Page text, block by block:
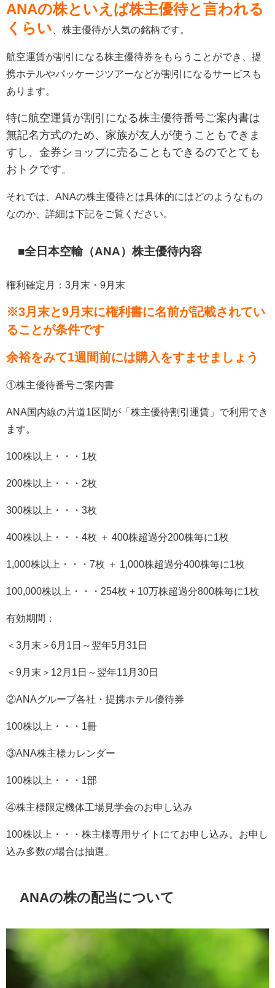
ANAの株といえば株主優待と言われる
くらい 、株主優待が人気の銘柄です。
航空運賃が割引になる株主優待券をもらうことができ、提
携ホテルやパッケージツアーなどが割引になるサービスも
あります。
特に航空運賃が割引になる株主優待番号ご案内書は
無記名方式のため、家族が友人が使うこともできま
すし、金券ショップに売ることもできるのでとても
おトクです。
それでは、ANAの株主優待とは具体的にはどのようなもの
なのか、詳細は下記をご覧ください。
■全日本空輸（ANA）株主優待内容
権利確定月：3月末・9月末
※3月末と9月末に権利書に名前が記載されてい
ることが条件です
余裕をみて1週間前には購入をすませましょう
①株主優待番号ご案内書
ANA国内線の片道1区間が「株主優待割引運賃」で利用でき
ます
100株以上・・・1枚
200株以上・・・2枚
300株以上・・・3枚
400株以上・・・4枚 ＋ 400株超過分200株毎に1枚
1,000株以上・・・7枚 ＋ 1,000株超過分400株毎に1枚
100,000株以上・・・254枚 + 10万株超過分800株毎に1枚
有効期間：
＜3月末＞6月1日～翌年5月31日
＜9月末＞12月1日～翌年11月30日
②ANAグループ各社・提携ホテル優待券
100株以上・・・1冊
③ANA株主様カレンダー
100株以上・・・1部
④株主様限定機体工場見学会のお申し込み
100株以上・・・株主様専用サイトにてお申し込み。お申し
込み多数の場合は抽選。
ANAの株の配当について